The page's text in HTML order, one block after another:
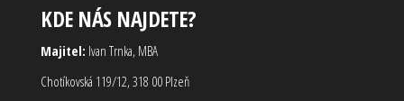
KDE NÁS NAJDETE?
Majitel: Ivan Trnka, MBA
Chotíkovská 119/12, 318 00 Plzeň